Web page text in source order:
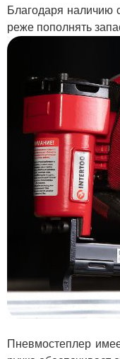
Благодаря наличию
реже пополнять
Пневмостеплер